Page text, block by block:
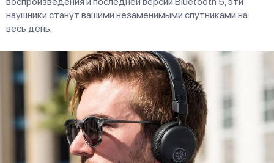
наушники станут вашими незаменимыми спутниками на
весь день.